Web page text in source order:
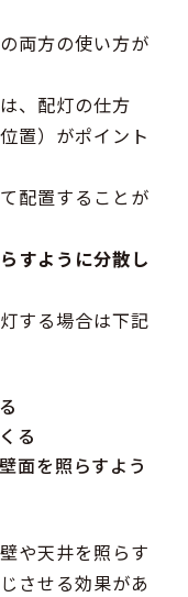
両方の使い方が
、配灯の仕方
置）がポイント
配置することが
すように分散し
する場合は下記
る
面を照らすよう
や天井を照らす
させる効果があ